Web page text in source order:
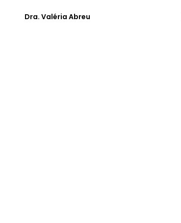
Dra. Valéria Abreu